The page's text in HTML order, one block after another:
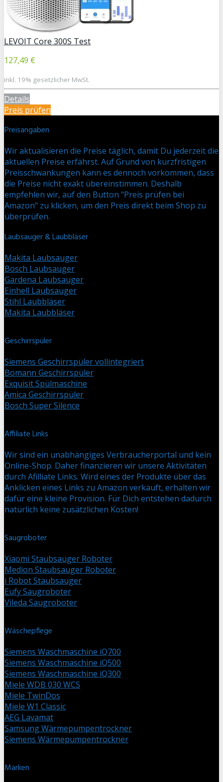
LEVOIT Core 300S Test
127,49 €
inkl. 19% gesetzlicher MwSt.
Details
Preis prüfen
Preisangaben
Wir aktualisieren die Preise täglich, damit Du jederzeit die
aktuellen Preise erfährst. Auf Grund von kurzfristigen
Preisschwankungen kann es dennoch vorkommen, dass
die Preise nicht exakt übereinstimmen. Deshalb
empfehlen wir, auf den Button "Preis prüfen bei
Amazon" zu klicken, um den Preis direkt beim Shop zu
überprüfen.
Laubsauger & Laubbläser
Makita Laubsauger
Bosch Laubsauger
Gardena Laubsauger
Einhell Laubsauger
Stihl Laubbläser
Makita Laubbläser
Geschirrspüler
Siemens Geschirrspüler vollintegriert
Bomann Geschirrspüler
Exquisit Spülmaschine
Amica Geschirrspüler
Bosch Super Silence
Affiliate Links
Wir sind ein unabhängiges Verbraucherportal und kein
Online-Shop. Daher finanzieren wir unsere Aktivitäten
durch Afilliate Links. Wird eines der Produkte über das
Anklicken eines Links zu Amazon verkauft, erhalten wir
dafür eine kleine Provision. Für Dich entstehen dadurch
natürlich keine zusätzlichen Kosten!
Saugroboter
Xiaomi Staubsauger Roboter
Medion Staubsauger Roboter
i Robot Staubsauger
Eufy Saugroboter
Vileda Saugroboter
Wäschepflege
Siemens Waschmaschine iQ700
Siemens Waschmaschine iQ500
Siemens Waschmaschine iQ300
Miele WDB 030 WCS
Miele TwinDos
Miele W1 Classic
AEG Lavamat
Samsung Wärmepumpentrockner
Siemens Wärmepumpentrockner
Marken